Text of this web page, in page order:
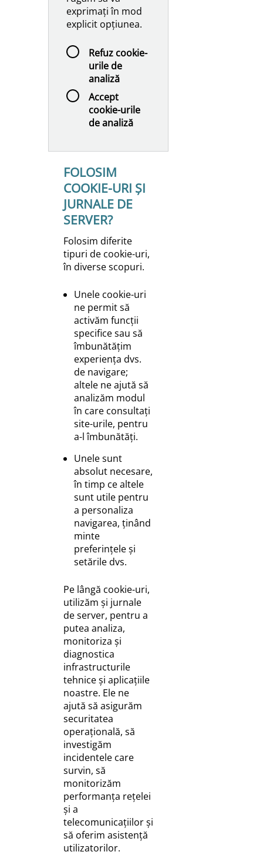
exprimați în mod
explicit opțiunea.
Refuz cookie-
urile de
analiză
Accept
cookie-urile
de analiză
FOLOSIM
COOKIE-URI ȘI
JURNALE DE
SERVER?
Folosim diferite
tipuri de cookie-uri,
în diverse scopuri.
Unele cookie-uri
ne permit să
activăm funcții
specifice sau să
îmbunătățim
experiența dvs.
de navigare;
altele ne ajută să
analizăm modul
în care consultați
site-urile, pentru
a-l îmbunătăți.
Unele sunt
absolut necesare,
în timp ce altele
sunt utile pentru
a personaliza
navigarea, ținând
minte
preferințele și
setările dvs.
Pe lângă cookie-uri,
utilizăm și jurnale
de server, pentru a
putea analiza,
monitoriza și
diagnostica
infrastructurile
tehnice și aplicațiile
noastre. Ele ne
ajută să asigurăm
securitatea
operațională, să
investigăm
incidentele care
survin, să
monitorizăm
performanța rețelei
și a
telecomunicațiilor și
să oferim asistență
utilizatorilor.